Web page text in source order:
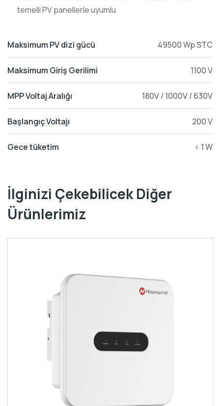
temelli PV panellerle uyumlu
Maksimum PV dizi gücü 49500 Wp STC
Maksimum Giriş Gerilimi 1100 V
MPP Voltaj Aralığı 180V / 1000V / 630V
Başlangıç Voltajı 200 V
Gece tüketim < 1 W
İlginizi Çekebilicek Diğer
Ürünlerimiz